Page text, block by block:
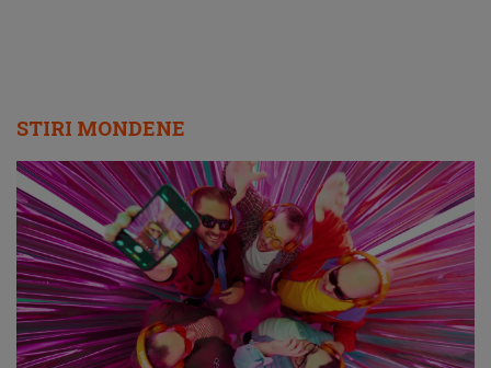
STIRI MONDENE